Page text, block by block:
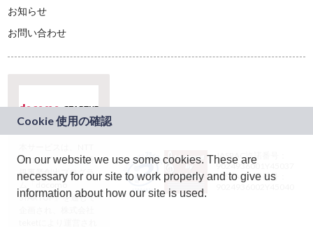
お知らせ
お問い合わせ
ドコモグループの新
規事業創出プログラ
ム「docomo
STARTUP」を通じて
JASRAC許諾番号：
9024936001Y45037
JASRAC許諾番号：
On our website we use some cookies. These are
necessary for our site to work properly and to give us
information about how our site is used.